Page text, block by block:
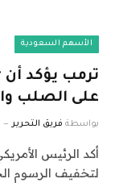
الأسهم السعودية
ترمب يؤكد أن
على الصلب
بواسطة فريق التحرير
أكد الرئيس
لتخفيف الرسوم